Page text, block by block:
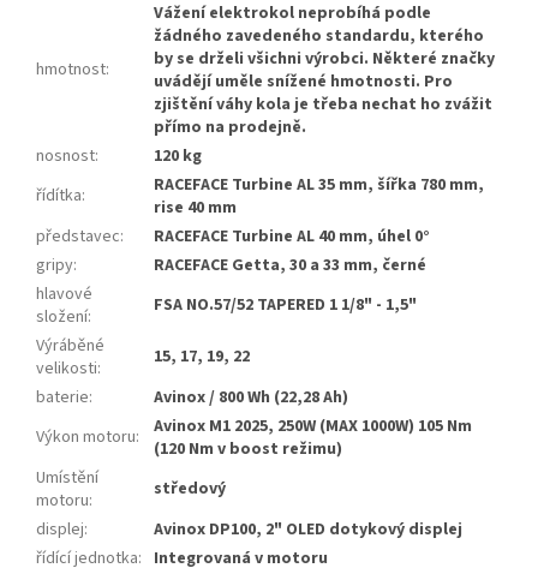
hmotnost:
Vážení elektrokol neprobíhá podle
žádného zavedeného standardu, kterého
by se drželi všichni výrobci. Některé značky
uvádějí uměle snížené hmotnosti. Pro
zjištění váhy kola je třeba nechat ho zvážit
přímo na prodejně.
nosnost:
120 kg
řídítka:
RACEFACE Turbine AL 35 mm, šířka 780 mm,
rise 40 mm
představec:
RACEFACE Turbine AL 40 mm, úhel 0°
gripy:
RACEFACE Getta, 30 a 33 mm, černé
hlavové
složení:
FSA NO.57/52 TAPERED 1 1/8" - 1,5"
Výráběné
velikosti:
15, 17, 19, 22
baterie:
Avinox / 800 Wh (22,28 Ah)
Výkon motoru:
Avinox M1 2025, 250W (MAX 1000W) 105 Nm
(120 Nm v boost režimu)
Umístění
motoru:
středový
displej:
Avinox DP100, 2" OLED dotykový displej
řídící jednotka: Integrovaná v motoru